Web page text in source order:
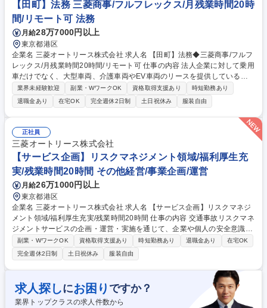
【田町】法務 三菱商事/フルフレックス/月残業時間20時
間/リモート可 法務
月給28万7000円以上
東京都港区
企業名 三菱オートリース株式会社 求人名 【田町】法務◆三菱商事/フルフ
レックス/月残業時間20時間/リモート可 仕事の内容 法人企業に対して乗用
車だけでなく、大型車両、介護車両やEV車両のリースを提供している当
社にて、法務コンプライアンス部にて下記業務をお任せいたします。【業
務内容】■法務関連の契約審査■コンプライアンス 関連業務■情報セキュリ
ティ関連の社内整備■ハラスメントに関する内部通報制度への対応■社内の
制度改定関連業務■インシデント対応等 今後、積極的に新規事業の展開も
検討しており、新規で事業が立ち上がった際の法務整備などもゆくゆくは
お任せする予定です。 募集職種 【田町】法務◆三菱商事/フルフレックス/
月残業時間20時間/リモート可
業界未経験歓迎 副業・WワークOK 資格取得支援あり
時短勤務あり
退職金あり
在宅OK 完全週休2日制 土日祝休み 服装自由
正社員
三菱オートリース株式会社
【サービス企画】リスクマネジメント領域/福利厚生充
実/残業時間20時間 その他経営/事業企画/運営
月給26万1000円以上
東京都港区
企業名 三菱オートリース株式会社 求人名 【サービス企画】リスクマネジ
メント領域/福利厚生充実/残業時間20時間 仕事の内容 交通事故リスクマネ
ジメントサービスの企画・運営・実施を通じて、企業や個人の安全意識向
上を支援する業務です。 社内外向けにセミナーやカウンセリングを通じた
リスクマネジメントサービスを提供。動画・eラーニング・アプリなどを
活用した次世代型サービスの企画・運営も担当。行動心理学や産業カウン
セラーの知見を活かし、組織の行動変容を促す仕組みづくりを推進しま
す。 募集職種 【サービス企画】リスクマネジメント領域/福利厚生充実/残
業時間20時間
副業・WワークOK 資格取得支援あり 時短勤務あり 退職金あり
在宅OK
完全週休2日制
土日祝休み 服装自由
求人探しにお困り ですか？
業界トップクラスの求人件数から